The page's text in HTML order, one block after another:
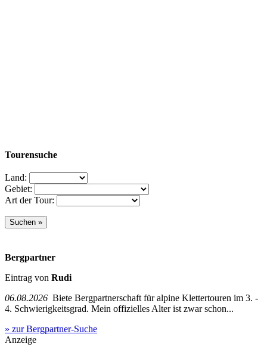
Tourensuche
Land:
Gebiet:
Art der Tour:
Bergpartner
Eintrag von Rudi
06.08.2026 Biete Bergpartnerschaft für alpine Klettertouren im 3. -
4. Schwierigkeitsgrad. Mein offizielles Alter ist zwar schon...
» zur Bergpartner-Suche
Anzeige